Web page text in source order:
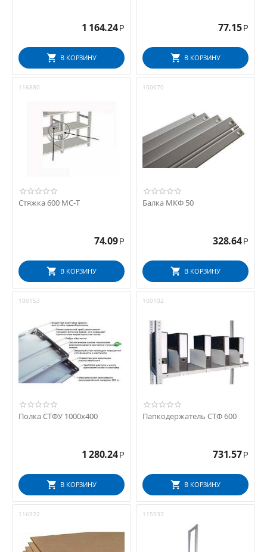
1 164.24 Р
В КОРЗИНУ
77.15 Р
В КОРЗИНУ
116880
Стяжка 600 МС-Т
74.09 Р
В КОРЗИНУ
100070
Балка МКФ 50
328.64 Р
В КОРЗИНУ
100153
Полка СТФУ 1000х400
1 280.24 Р
В КОРЗИНУ
100102
Папкодержатель СТФ 600
731.57 Р
В КОРЗИНУ
116922 115933